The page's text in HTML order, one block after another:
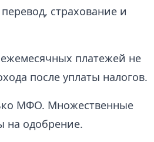
страхование и
ежемесячных платежей не
после уплаты налогов.
МФО. Множественные
на одобрение.